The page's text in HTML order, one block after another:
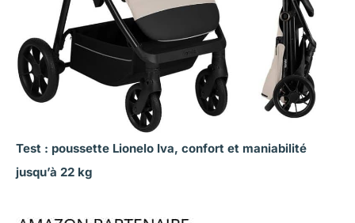
Test : poussette Lionelo Iva, confort et maniabilité
jusqu’à 22 kg